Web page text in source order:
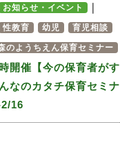
お知らせ・イベント ｜
性教育 幼児 育児相談
のようちえん保育セミナー
開催【今の保育者がす
なのカタチ保育セミナ
16